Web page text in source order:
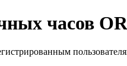
часов